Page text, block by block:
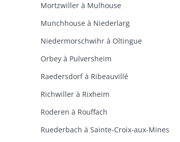
Mortzwiller à Mulhouse
Munchhouse à Niederlarg
Niedermorschwihr à Oltingue
Orbey à Pulversheim
Raedersdorf à Ribeauvillé
Richwiller à Rixheim
Roderen à Rouffach
Ruederbach à Sainte-Croix-aux-Mines